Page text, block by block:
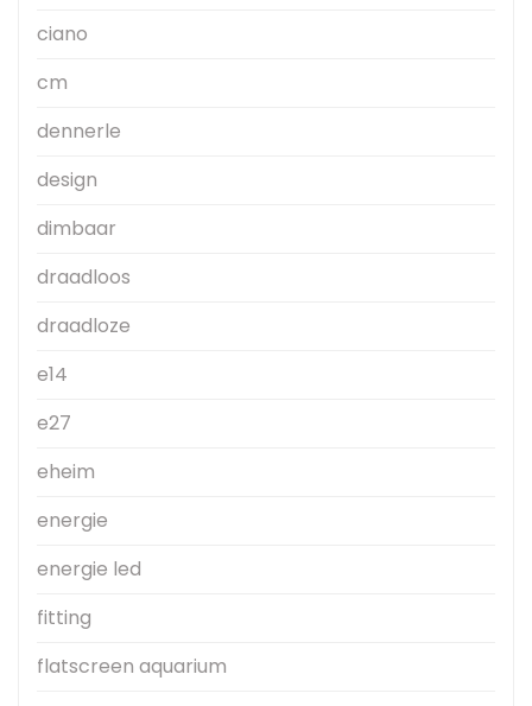
ciano
cm
dennerle
design
dimbaar
draadloos
draadloze
e14
e27
eheim
energie
energie led
fitting
flatscreen aquarium